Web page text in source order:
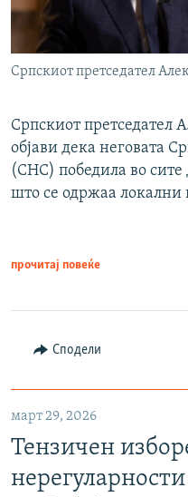
Српскиот претседател
Српскиот претседател
објави дека неговата
(СНС) победила во
што се одржаа локални
прочитај повеќе
Сподели
март 29, 2026
Тензичен